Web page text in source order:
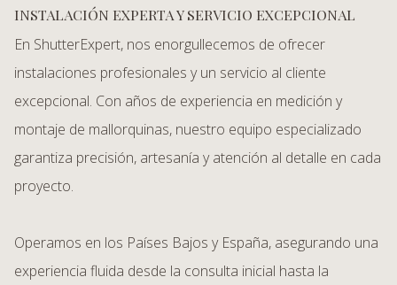
INSTALACIÓN EXPERTA Y SERVICIO EXCEPCIONAL
En ShutterExpert, nos enorgullecemos de ofrecer
instalaciones profesionales y un servicio al cliente
excepcional. Con años de experiencia en medición y
montaje de mallorquinas, nuestro equipo especializado
garantiza precisión, artesanía y atención al detalle en cada
proyecto.
Operamos en los Países Bajos y España, asegurando una
experiencia fluida desde la consulta inicial hasta la